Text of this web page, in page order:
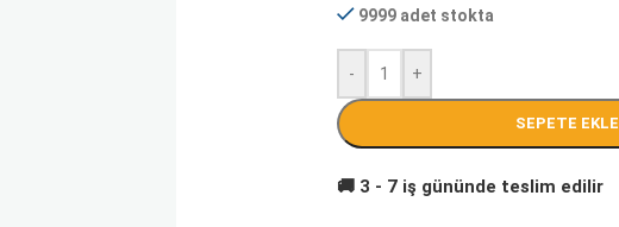
9999 adet stokta
- +
SEPETE EKLE